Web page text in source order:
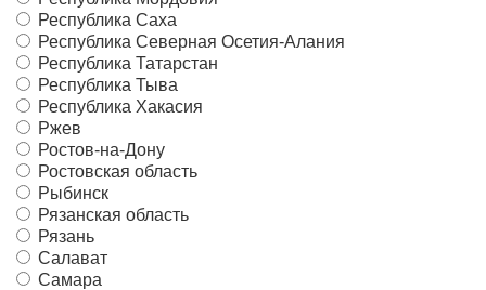
Республика Саха
Республика Северная Осетия-Алания
Республика Татарстан
Республика Тыва
Республика Хакасия
Ржев
Ростов-на-Дону
Ростовская область
Рыбинск
Рязанская область
Рязань
Салават
Самара